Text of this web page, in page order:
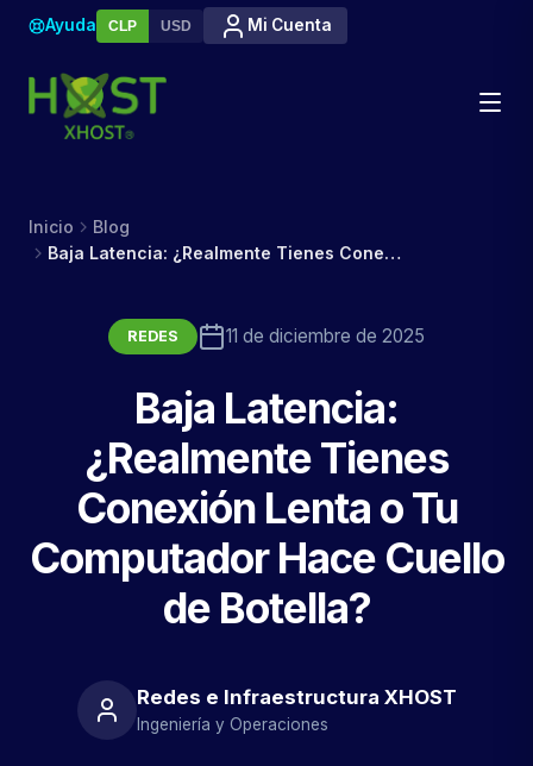
Ayuda CLP USD Mi Cuenta
Inicio
Blog
Baja Latencia: ¿Realmente Tienes Conexión Lenta o Tu Computador Hace Cuello de Botella?
REDES 11 de diciembre de 2025
Baja Latencia:
¿Realmente Tienes
Conexión Lenta o Tu
Computador Hace Cuello
de Botella?
Redes e Infraestructura XHOST
Ingeniería y Operaciones